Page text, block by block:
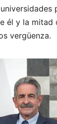
él y la mitad
vergüenza.